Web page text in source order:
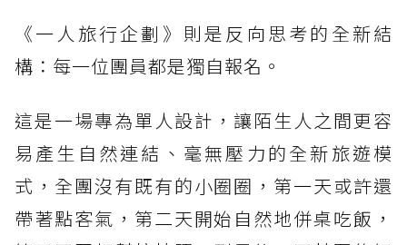
《一人旅行企劃》則是反向思考的全新結
構：每一位團員都是獨自報名。
這是一場專為單人設計，讓陌生人之間更容
易產生自然連結、毫無壓力的全新旅遊模
式，全團沒有既有的小圈圈，第一天或許還
帶著點客氣，第二天開始自然地併桌吃飯，